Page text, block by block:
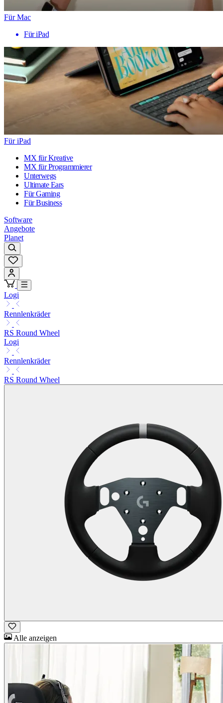
Für Mac
Für iPad
Für iPad
MX für Kreative
MX für Programmierer
Unterwegs
Ultimate Ears
Für Gaming
Für Business
Software
Angebote
Planet
Logi
Rennlenkräder
RS Round Wheel
Logi
Rennlenkräder
RS Round Wheel
Alle anzeigen